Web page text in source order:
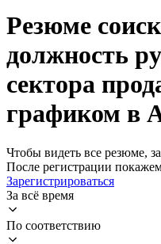
Резюме
должность
сектора
графиком в
Чтобы видеть все резюме,
После регистрации
Зарегистрироваться
За всё время
По соответствию